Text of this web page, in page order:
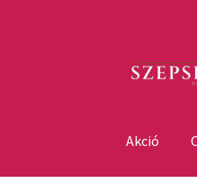
aa
Akció